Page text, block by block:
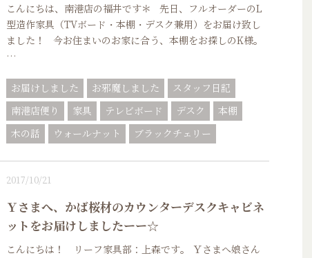
こんにちは、南港店の福井です＊ 先日、フルオーダーのL
型造作家具（TVボード・本棚・デスク兼用）をお届け致し
ました！ 今お住まいのお家に合う、本棚をお探しのK様。
…
お届けしました お邪魔しました
スタッフ日記
南港店便り
家具 テレビボード デスク
本棚
木の話
ウォールナット ブラックチェリー
2017/10/21
Ｙさまへ、かば桜材のカウンターデスクキャビネ
ットをお届けしましたーー☆
こんにちは！ リーフ家具部：上森です。 Ｙさまへ娘さん